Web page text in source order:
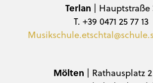
Terlan | Hauptstraße
T. +39 0471 25 77 13
Mölten | Rathausplatz 2